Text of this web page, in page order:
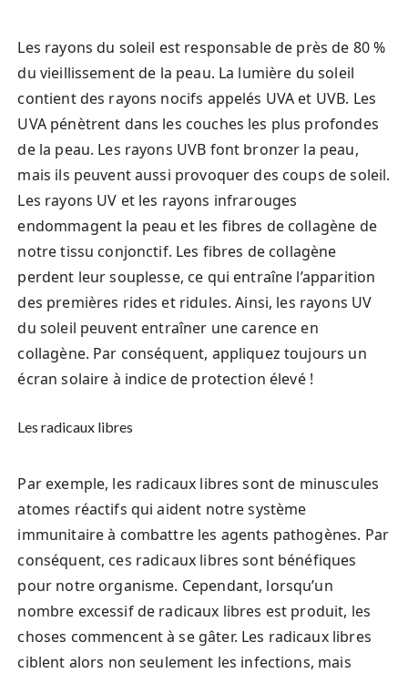
Les rayons du soleil est responsable de près de 80 %
du vieillissement de la peau. La lumière du soleil
contient des rayons nocifs appelés UVA et UVB. Les
UVA pénètrent dans les couches les plus profondes
de la peau. Les rayons UVB font bronzer la peau,
mais ils peuvent aussi provoquer des coups de soleil.
Les rayons UV et les rayons infrarouges
endommagent la peau et les fibres de collagène de
notre tissu conjonctif. Les fibres de collagène
perdent leur souplesse, ce qui entraîne l’apparition
des premières rides et ridules. Ainsi, les rayons UV
du soleil peuvent entraîner une carence en
collagène. Par conséquent, appliquez toujours un
écran solaire à indice de protection élevé !
Les radicaux libres
Par exemple, les radicaux libres sont de minuscules
atomes réactifs qui aident notre système
immunitaire à combattre les agents pathogènes. Par
conséquent, ces radicaux libres sont bénéfiques
pour notre organisme. Cependant, lorsqu’un
nombre excessif de radicaux libres est produit, les
choses commencent à se gâter. Les radicaux libres
ciblent alors non seulement les infections, mais